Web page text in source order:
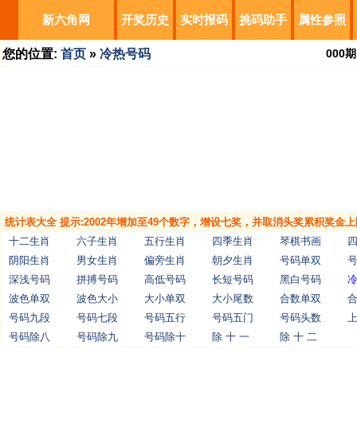
新六角网 开奖历史 实时报码 挑码助手 属性参照
您的位置: 首页 » 冷热号码 000期
统计表大全 提示:2002年增加至49个数字，增设七奖，并取消头奖累积奖金
十二生肖
六子生肖 五行生肖 四季生肖 琴棋书画
阴阳生肖
男女生肖 偏旁生肖 朝夕生肖 号码单双
深浅号码
拼搏号码 高低号码 长短号码 黑白号码
波色单双
波色大小 大小单双 大小尾数 合数单双
号码九段
号码七段 号码五行 号码五门 号码头数
号码除八
号码除九 号码除十 除 十 一 除 十 二